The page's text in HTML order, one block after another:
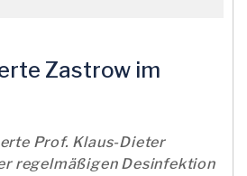
Zastrow im
Prof. Klaus-Dieter
regelmäßigen Desinfektion